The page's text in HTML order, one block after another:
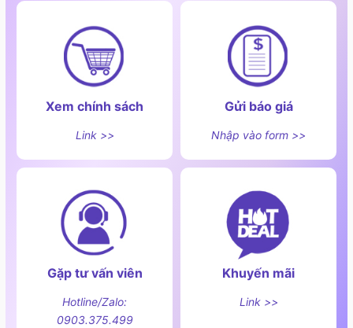
Xem chính sách
Link >>
Gửi báo giá
Nhập vào form >>
Gặp tư vấn viên
Hotline/Zalo:
0903.375.499
Khuyến mãi
Link >>